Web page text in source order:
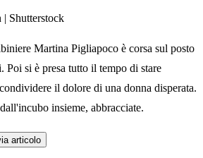
Shutterstock
Martina Pigliapoco è corsa sul posto
Poi si è presa tutto il tempo di stare
il dolore di una donna disperata.
insieme, abbracciate.
articolo